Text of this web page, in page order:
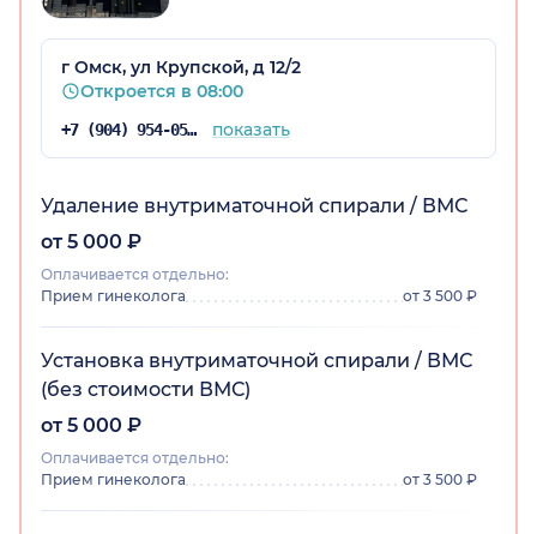
г Омск, ул Крупской, д 12/2
Откроется в 08:00
+7 (904) 954-05-67 показать
Удаление внутриматочной спирали / ВМС
от 5 000 ₽
Оплачивается отдельно:
Прием гинеколога
от 3 500 ₽
Установка внутриматочной спирали / ВМС
(без стоимости ВМС)
от 5 000 ₽
Оплачивается отдельно:
Прием гинеколога
от 3 500 ₽